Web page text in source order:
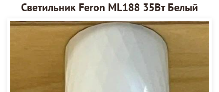
Светильник Feron ML188 35Вт Белый